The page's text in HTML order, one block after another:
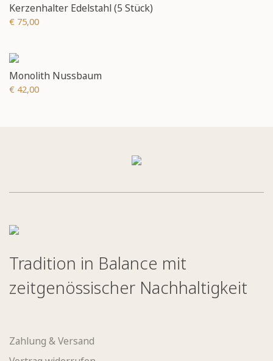
Kerzenhalter Edelstahl (5 Stück)
€ 75,00
Monolith Nussbaum
€ 42,00
Tradition in Balance mit
zeitgenössischer Nachhaltigkeit
Zahlung & Versand